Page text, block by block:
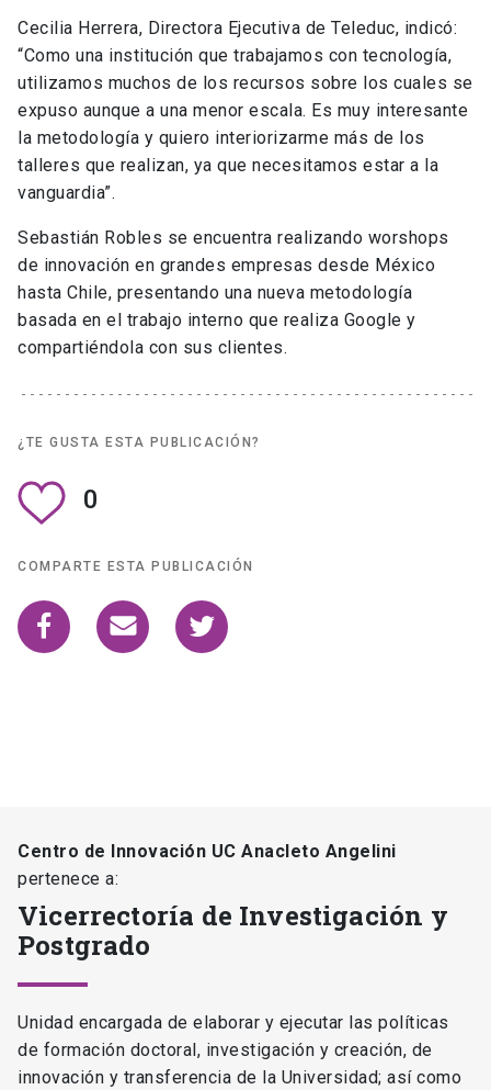
Cecilia Herrera, Directora Ejecutiva de Teleduc, indicó:
“Como una institución que trabajamos con tecnología,
utilizamos muchos de los recursos sobre los cuales se
expuso aunque a una menor escala. Es muy interesante
la metodología y quiero interiorizarme más de los
talleres que realizan, ya que necesitamos estar a la
vanguardia”.
Sebastián Robles se encuentra realizando worshops
de innovación en grandes empresas desde México
hasta Chile, presentando una nueva metodología
basada en el trabajo interno que realiza Google y
compartiéndola con sus clientes.
¿TE GUSTA ESTA PUBLICACIÓN?
0
COMPARTE ESTA PUBLICACIÓN
Centro de Innovación UC Anacleto Angelini
pertenece a:
Vicerrectoría de Investigación y
Postgrado
Unidad encargada de elaborar y ejecutar las políticas
de formación doctoral, investigación y creación, de
innovación y transferencia de la Universidad; así como